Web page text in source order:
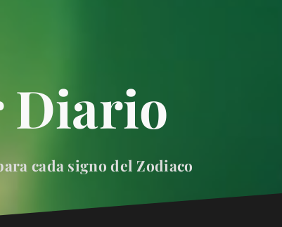
Diario
cada signo del Zodiaco